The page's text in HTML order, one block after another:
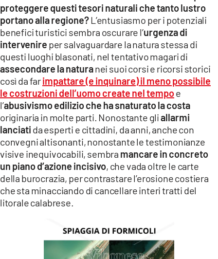
proteggere questi tesori naturali che tanto lustro
portano alla regione?L’entusiasmo per i potenziali
benefici turistici sembra oscurare l’urgenza di
intervenire per salvaguardare la natura stessa di
questi luoghi blasonati, nel tentativo magari di
assecondare la naturanei suoi corsi e ricorsi storici
così da farimpattare (e inquinare) il meno possibile
le costruzioni dell’uomo create nel tempoe
l’abusivismo edilizio che ha snaturato la costa
originaria in molte parti. Nonostante gliallarmi
lanciati da esperti e cittadini, da anni, anche con
convegni altisonanti, nonostante le testimonianze
visive inequivocabili, sembra mancare in concreto
un piano d’azione incisivo, che vada oltre le carte
della burocrazia, per contrastare l’erosione costiera
che sta minacciando di cancellare interi tratti del
litorale calabrese.